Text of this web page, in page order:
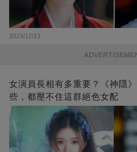
2023/12/13
女演員長相有多重要？《神隱
些，都壓不住這群絕色女配